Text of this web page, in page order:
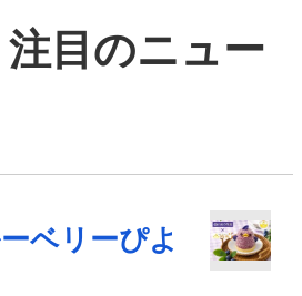
注目のニュー
ベリーぴよ